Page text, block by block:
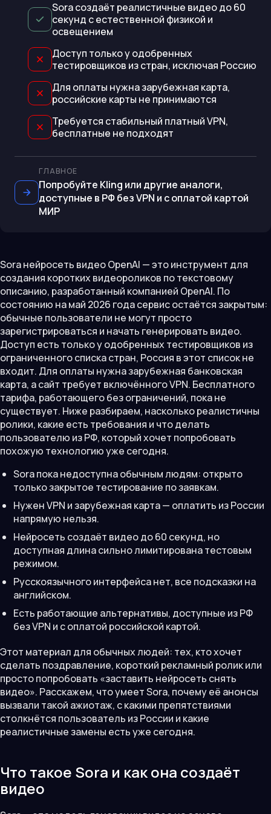
Sora создаёт реалистичные видео до 60
секунд с естественной физикой и
освещением
Доступ только у одобренных
тестировщиков из стран, исключая Россию
Для оплаты нужна зарубежная карта,
российские карты не принимаются
Требуется стабильный платный VPN,
бесплатные не подходят
ГЛАВНОЕ
Попробуйте Kling или другие аналоги,
доступные в РФ без VPN и с оплатой картой
МИР
Sora нейросеть видео OpenAI — это инструмент для
создания коротких видеороликов по текстовому
описанию, разработанный компанией OpenAI. По
состоянию на май 2026 года сервис остаётся закрытым:
обычные пользователи не могут просто
зарегистрироваться и начать генерировать видео.
Доступ есть только у одобренных тестировщиков из
ограниченного списка стран, Россия в этот список не
входит. Для оплаты нужна зарубежная банковская
карта, а сайт требует включённого VPN. Бесплатного
тарифа, работающего без ограничений, пока не
существует. Ниже разбираем, насколько реалистичны
ролики, какие есть требования и что делать
пользователю из РФ, который хочет попробовать
похожую технологию уже сегодня.
Sora пока недоступна обычным людям: открыто
только закрытое тестирование по заявкам.
Нужен VPN и зарубежная карта — оплатить из России
напрямую нельзя.
Нейросеть создаёт видео до 60 секунд, но
доступная длина сильно лимитирована тестовым
режимом.
Русскоязычного интерфейса нет, все подсказки на
английском.
Есть работающие альтернативы, доступные из РФ
без VPN и с оплатой российской картой.
Этот материал для обычных людей: тех, кто хочет
сделать поздравление, короткий рекламный ролик или
просто попробовать «заставить нейросеть снять
видео». Расскажем, что умеет Sora, почему её анонсы
вызвали такой ажиотаж, с какими препятствиями
столкнётся пользователь из России и какие
реалистичные замены есть уже сегодня.
Что такое Sora и как она создаёт
видео